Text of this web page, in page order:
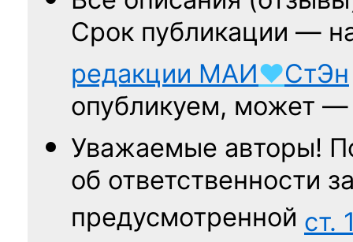
Срок публикации —
редакции МАИ♥СтЭн
опубликуем, может
Уважаемые авторы!
об ответственности
предусмотренной ст.